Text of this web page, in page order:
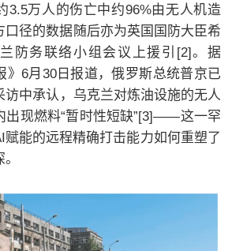
3.5万人的伤亡中约96%由无人机造
径的数据随后亦为英国国防大臣希
防务联络小组会议上援引[2]。据
》6月30日报道，俄罗斯总统普京已
访中承认，乌克兰对炼油设施的无人
出现燃料“暂时性短缺”[3]——这一罕
赋能的远程精确打击能力如何重塑了